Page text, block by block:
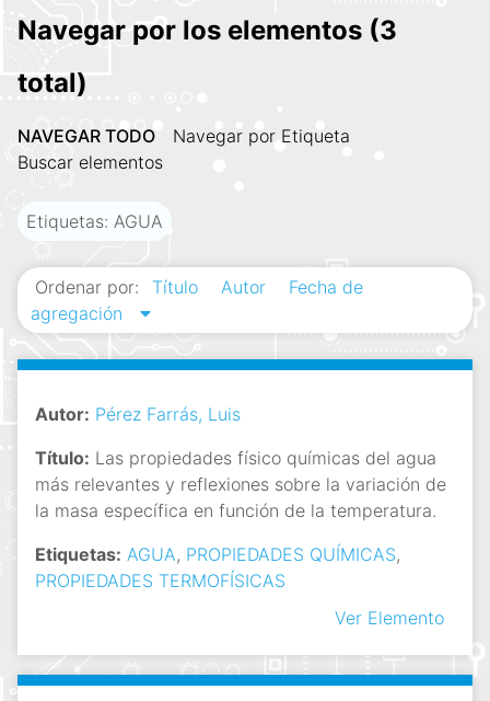
Navegar por los elementos (3
total)
NAVEGAR TODO
Navegar por Etiqueta
Buscar elementos
Etiquetas: AGUA
Ordenar por: Título Autor
Fecha de
agregación
Autor: Pérez Farrás, Luis
Título: Las propiedades físico químicas del agua
más relevantes y reflexiones sobre la variación de
la masa específica en función de la temperatura.
Etiquetas: AGUA, PROPIEDADES QUÍMICAS,
PROPIEDADES TERMOFÍSICAS
Ver Elemento